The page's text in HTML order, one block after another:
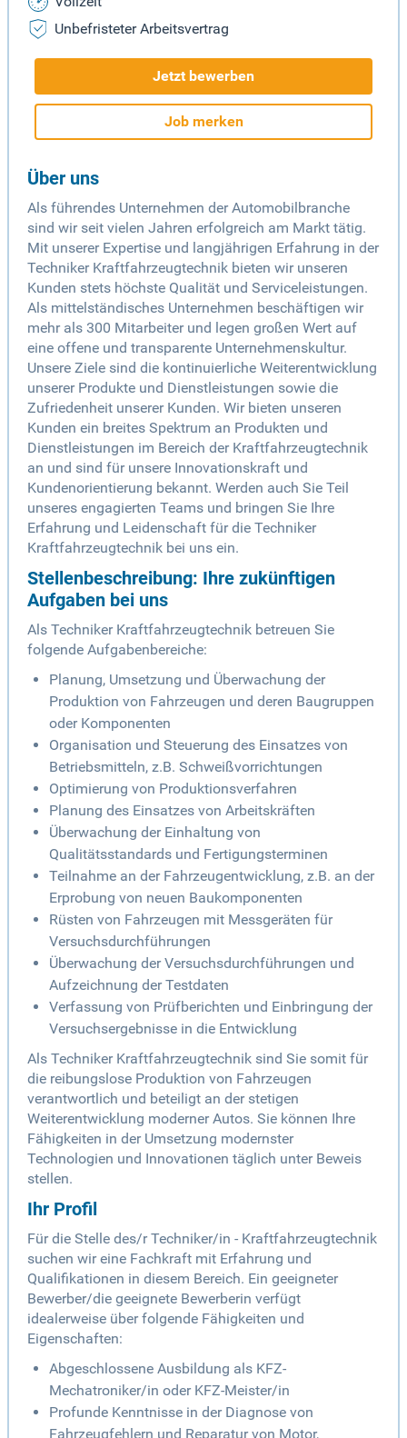
Unbefristeter Arbeitsvertrag
Jetzt bewerben
Job merken
Über uns
Als führendes Unternehmen der Automobilbranche
sind wir seit vielen Jahren erfolgreich am Markt tätig.
Mit unserer Expertise und langjährigen Erfahrung in der
Techniker Kraftfahrzeugtechnik bieten wir unseren
Kunden stets höchste Qualität und Serviceleistungen.
Als mittelständisches Unternehmen beschäftigen wir
mehr als 300 Mitarbeiter und legen großen Wert auf
eine offene und transparente Unternehmenskultur.
Unsere Ziele sind die kontinuierliche Weiterentwicklung
unserer Produkte und Dienstleistungen sowie die
Zufriedenheit unserer Kunden. Wir bieten unseren
Kunden ein breites Spektrum an Produkten und
Dienstleistungen im Bereich der Kraftfahrzeugtechnik
an und sind für unsere Innovationskraft und
Kundenorientierung bekannt. Werden auch Sie Teil
unseres engagierten Teams und bringen Sie Ihre
Erfahrung und Leidenschaft für die Techniker
Kraftfahrzeugtechnik bei uns ein.
Stellenbeschreibung: Ihre zukünftigen
Aufgaben bei uns
Als Techniker Kraftfahrzeugtechnik betreuen Sie
folgende Aufgabenbereiche:
Planung, Umsetzung und Überwachung der
Produktion von Fahrzeugen und deren Baugruppen
oder Komponenten
Organisation und Steuerung des Einsatzes von
Betriebsmitteln, z.B. Schweißvorrichtungen
Optimierung von Produktionsverfahren
Planung des Einsatzes von Arbeitskräften
Überwachung der Einhaltung von
Qualitätsstandards und Fertigungsterminen
Teilnahme an der Fahrzeugentwicklung, z.B. an der
Erprobung von neuen Baukomponenten
Rüsten von Fahrzeugen mit Messgeräten für
Versuchsdurchführungen
Überwachung der Versuchsdurchführungen und
Aufzeichnung der Testdaten
Verfassung von Prüfberichten und Einbringung der
Versuchsergebnisse in die Entwicklung
Als Techniker Kraftfahrzeugtechnik sind Sie somit für
die reibungslose Produktion von Fahrzeugen
verantwortlich und beteiligt an der stetigen
Weiterentwicklung moderner Autos. Sie können Ihre
Fähigkeiten in der Umsetzung modernster
Technologien und Innovationen täglich unter Beweis
stellen.
Ihr Profil
Für die Stelle des/r Techniker/in - Kraftfahrzeugtechnik
suchen wir eine Fachkraft mit Erfahrung und
Qualifikationen in diesem Bereich. Ein geeigneter
Bewerber/die geeignete Bewerberin verfügt
idealerweise über folgende Fähigkeiten und
Eigenschaften:
Abgeschlossene Ausbildung als KFZ-
Mechatroniker/in oder KFZ-Meister/in
Profunde Kenntnisse in der Diagnose von
Fahrzeugfehlern und Reparatur von Motor,